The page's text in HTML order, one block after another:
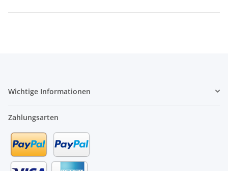
Wichtige Informationen
Zahlungsarten